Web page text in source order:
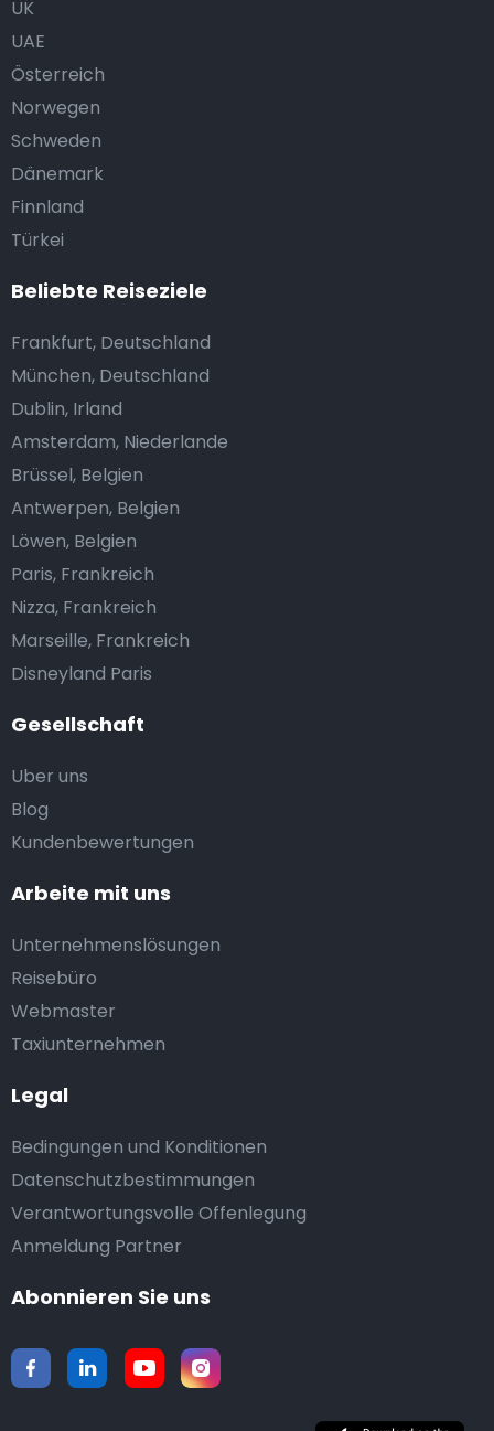
Gesellschaft
Uber uns
Blog
Kundenbewertungen
Arbeite mit uns
Unternehmenslösungen
Reisebüro
Webmaster
Taxiunternehmen
Legal
Bedingungen und Konditionen
Datenschutzbestimmungen
Verantwortungsvolle Offenlegung
Anmeldung Partner
UK
UAE
Österreich
Norwegen
Schweden
Dänemark
Finnland
Türkei
Beliebte Reiseziele
Frankfurt, Deutschland
München, Deutschland
Dublin, Irland
Amsterdam, Niederlande
Brüssel, Belgien
Antwerpen, Belgien
Löwen, Belgien
Paris, Frankreich
Nizza, Frankreich
Marseille, Frankreich
Disneyland Paris
Abonnieren Sie uns